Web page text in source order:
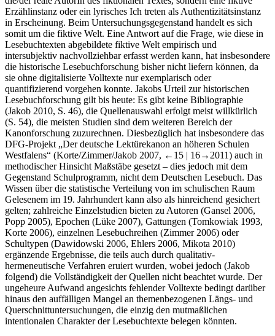
Erzählinstanz oder ein lyrisches Ich treten als Authentizitätsinstanz
in Erscheinung. Beim Untersuchungsgegenstand handelt es sich
somit um die fiktive Welt. Eine Antwort auf die Frage, wie diese in
Lesebuchtexten abgebildete fiktive Welt empirisch und
intersubjektiv nachvollziehbar erfasst werden kann, hat insbesondere
die historische Lesebuchforschung bisher nicht liefern können, da
sie ohne digitalisierte Volltexte nur exemplarisch oder
quantifizierend vorgehen konnte. Jakobs Urteil zur historischen
Lesebuchforschung gilt bis heute: Es gibt keine Bibliographie
(Jakob 2010, S. 46), die Quellenauswahl erfolgt meist willkürlich
(S. 54), die meisten Studien sind dem weiteren Bereich der
Kanonforschung zuzurechnen. Diesbezüglich hat insbesondere das
DFG-Projekt „Der deutsche Lektürekanon an höheren Schulen
Westfalens“ (Korte/Zimmer/Jakob 2007, ←15 | 16→2011) auch in
methodischer Hinsicht Maßstäbe gesetzt – dies jedoch mit dem
Gegenstand Schulprogramm, nicht dem Deutschen Lesebuch. Das
Wissen über die statistische Verteilung von im schulischen Raum
Gelesenem im 19. Jahrhundert kann also als hinreichend gesichert
gelten; zahlreiche Einzelstudien bieten zu Autoren (Gansel 2006,
Popp 2005), Epochen (Lüke 2007), Gattungen (Tomkowiak 1993,
Korte 2006), einzelnen Lesebuchreihen (Zimmer 2006) oder
Schultypen (Dawidowski 2006, Ehlers 2006, Mikota 2010)
ergänzende Ergebnisse, die teils auch durch qualitativ-
hermeneutische Verfahren eruiert wurden, wobei jedoch (Jakob
folgend) die Vollständigkeit der Quellen nicht beachtet wurde. Der
ungeheure Aufwand angesichts fehlender Volltexte bedingt darüber
hinaus den auffälligen Mangel an themenbezogenen Längs- und
Querschnittuntersuchungen, die einzig den mutmaßlichen
intentionalen Charakter der Lesebuchtexte belegen könnten.